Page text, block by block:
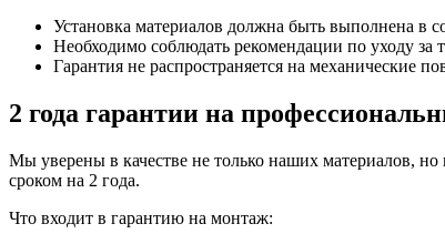
Установка материалов должна быть выполнена в
Необходимо соблюдать рекомендации по уходу за
Гарантия не распространяется на механические
2 года гарантии на
Мы уверены в качестве не только наших материалов,
сроком на 2 года.
Что входит в гарантию на монтаж: